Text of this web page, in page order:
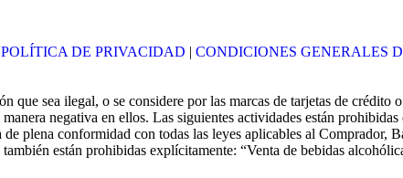
POLÍTICA DE PRIVACIDAD | CONDICIONES GENERALES
que sea ilegal, o se considere por las marcas de tarjetas de crédito
negativa en ellos. Las siguientes actividades están
plena conformidad con todas las leyes aplicables al Comprador,
están prohibidas explícitamente: “Venta de bebidas